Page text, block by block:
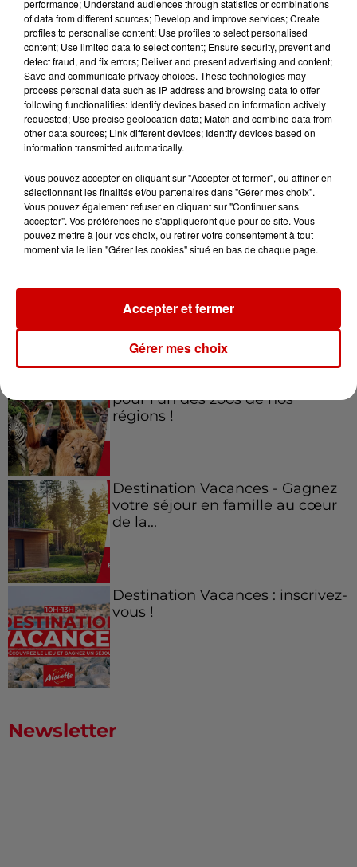
Cambriolages : plus de 18 000
logements visités en juillet 2026,
en...
7 août 2026
Pape Léon XIV en France : quel
est son programme ?
Jeux Voir plus
festival Marché Gourmand 2026
à Coulon !
pour l'un des zoos de nos
régions !
Destination Vacances - Gagnez
votre séjour en famille au cœur
de la...
Destination Vacances : inscrivez-
vous !
Newsletter
performance; Understand audiences through statistics or combinations
of data from different sources; Develop and improve services; Create
profiles to personalise content; Use profiles to select personalised
content; Use limited data to select content; Ensure security, prevent and
detect fraud, and fix errors; Deliver and present advertising and content;
Save and communicate privacy choices. These technologies may
process personal data such as IP address and browsing data to offer
following functionalities: Identify devices based on information actively
requested; Use precise geolocation data; Match and combine data from
other data sources; Link different devices; Identify devices based on
information transmitted automatically.
Vous pouvez accepter en cliquant sur "Accepter et fermer", ou affiner en
sélectionnant les finalités et/ou partenaires dans "Gérer mes choix".
Vous pouvez également refuser en cliquant sur "Continuer sans
accepter". Vos préférences ne s'appliqueront que pour ce site. Vous
pouvez mettre à jour vos choix, ou retirer votre consentement à tout
moment via le lien "Gérer les cookies" situé en bas de chaque page.
Gérer mes choix
Accepter et fermer